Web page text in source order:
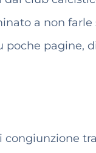
a non farle
pagine,
congiunzione